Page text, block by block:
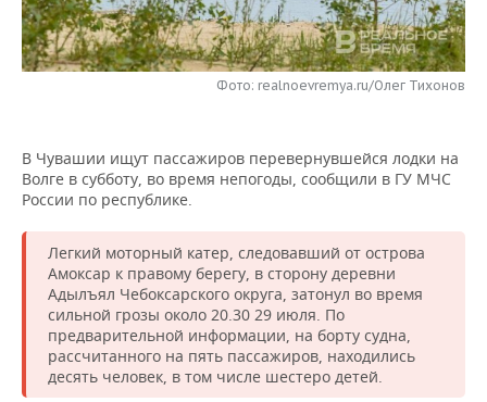
НЕФТЕХИМИЯ
НЕФТЬ
ЭНЕРГЕТИКА
РОЗНИЧНАЯ ТОРГОВЛЯ
НОВОСТИ ТЕХНОЛОГИЙ
ТЕЛЕКОММУНИКАЦИИ
МЕРОПРИЯТИЯ
НОВОСТИ МЕРОПРИЯТИЙ
БИЗНЕС-БРАНЧИ
ОТКРЫТАЯ ЛЕКЦИЯ
ФУТБОЛ
БАСКЕТБОЛ
ВОЛЕЙБОЛ
КИБЕРСПОРТ
НОВОСТИ ОБЩЕСТВА
ИНФРАСТРУКТУРА
ИСТОРИЯ
КУЛЬТУРА
ФОТОГАЛЕРЕЯ
СЮЖЕТЫ
СПРАВОЧНИК
СПИСОК ПЕРСОН
СПИСОК КОМПАНИЙ
ПОЛНАЯ ВЕРСИЯ
Фото: realnoevremya.ru/Олег Тихонов
В Чувашии ищут пассажиров перевернувшейся лодки на
Волге в субботу, во время непогоды, сообщили в ГУ МЧС
России по республике.
Легкий моторный катер, следовавший от острова
Амоксар к правому берегу, в сторону деревни
Адылъял Чебоксарского округа, затонул во время
сильной грозы около 20.30 29 июля. По
предварительной информации, на борту судна,
рассчитанного на пять пассажиров, находились
десять человек, в том числе шестеро детей.